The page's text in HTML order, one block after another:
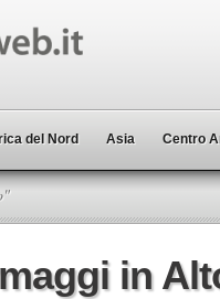
del Nord Asia Centro
in